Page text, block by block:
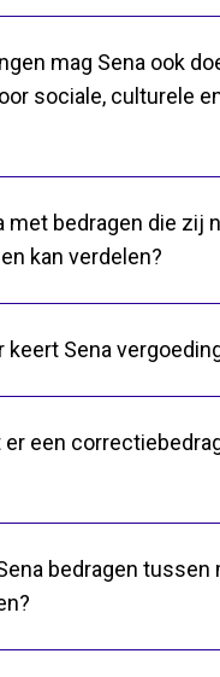
mag Sena ook
sociale, culturele
met bedragen die zij
kan verdelen?
keert Sena
er een
bedragen tussen